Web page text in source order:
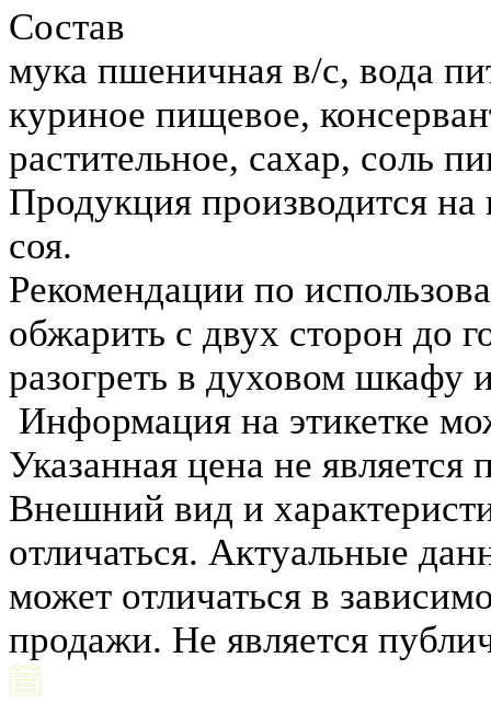
Состав
мука пшеничная в/с, вода
куриное пищевое,
растительное, сахар, соль
Продукция производится на
соя.
Рекомендации по
обжарить с двух сторон до
разогреть в духовом шкафу
Информация на этикетке
Указанная цена не
Внешний вид и
отличаться. Актуальные
может отличаться в
продажи. Не является